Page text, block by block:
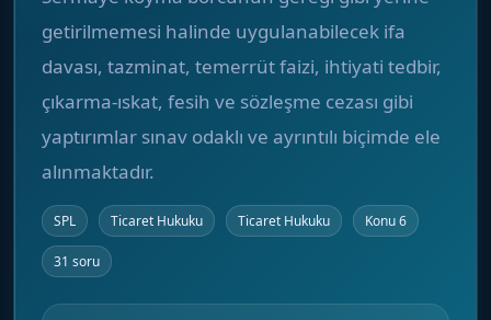
getirilmemesi halinde uygulanabilecek ifa
davası, tazminat, temerrüt faizi, ihtiyati tedbir,
çıkarma-ıskat, fesih ve sözleşme cezası gibi
yaptırımlar sınav odaklı ve ayrıntılı biçimde ele
alınmaktadır.
SPL Ticaret Hukuku Ticaret Hukuku Konu 6
31 soru